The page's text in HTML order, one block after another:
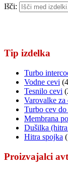
Išči:
Tip izdelka
Turbo
Vodne cevi
Tesnilo cevi
Varovalke za
Turbo cev
Membrana
Dušilka
Hitra spojka
Proizvajalci